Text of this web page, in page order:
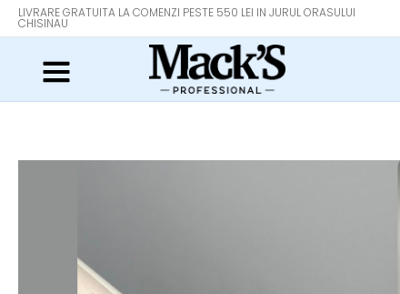
LIVRARE GRATUITA LA COMENZI PESTE 550 LEI IN JURUL ORASULUI
CHISINAU